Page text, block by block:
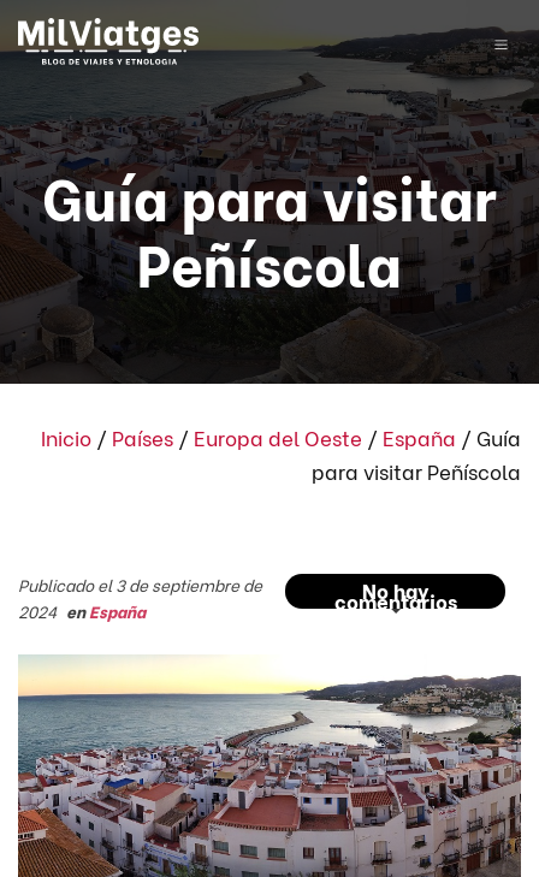
Guía para visitar
Peñíscola
Inicio / Países / Europa del Oeste / España / Guía
para visitar Peñíscola
No hay
comentarios
Publicado el 3 de septiembre de
2024 enEspaña